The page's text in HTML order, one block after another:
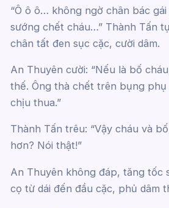
“Ô ô ô… không ngờ chân bác
sướng chết cháu…” Thành Tấn
chân tất đen sục cặc, cười dâm.
An Thuyên cười: “Nếu là bố
thế. Ông thà chết trên bụng
chịu thua.”
Thành Tấn trêu: “Vậy cháu và
hơn? Nói thật!”
An Thuyên không đáp, tăng tốc
cọ từ dái đến đầu cặc, phủ dâm